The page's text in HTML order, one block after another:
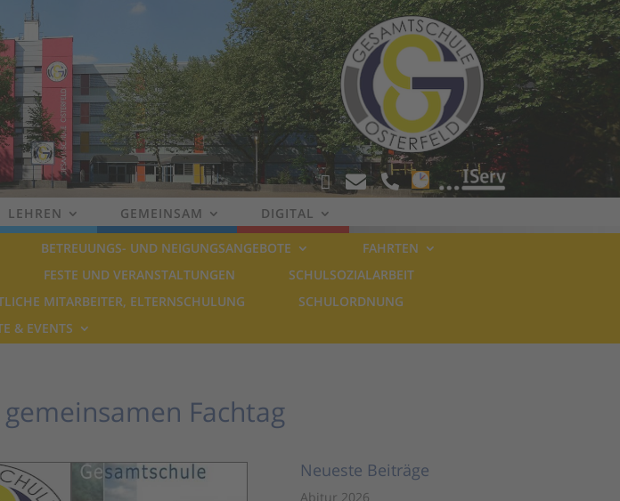
   ! 
LEHREN GEMEINSAM DIGITAL
BETREUUNGS- UND NEIGUNGSANGEBOTE
FAHRTEN
FESTE UND VERANSTALTUNGEN
SCHULSOZIALARBEIT
MITARBEITER, ELTERNSCHULUNG
SCHULORDNUNG
& EVENTS
Fachtag
Neueste Beiträge
Abitur 2026